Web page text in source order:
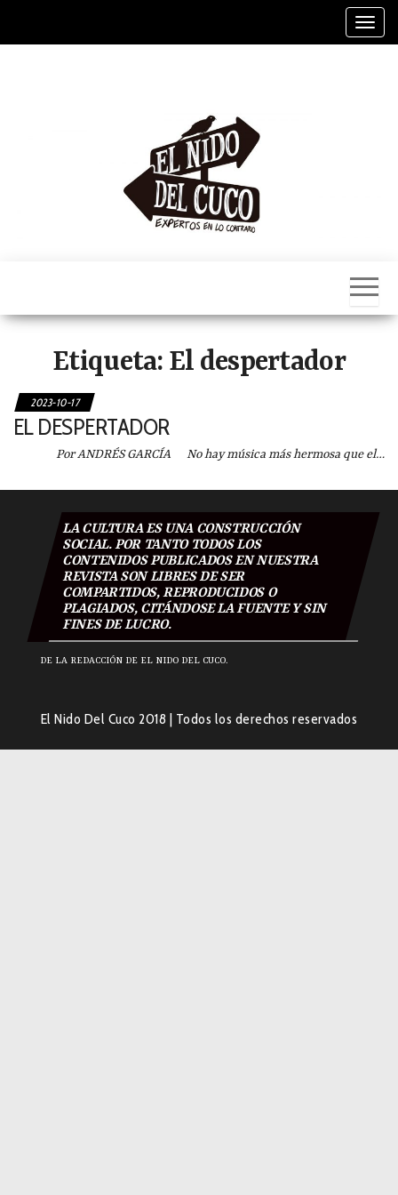
Nido
Del
Cuco
Etiqueta: El despertador
2023-10-17
EL DESPERTADOR
Por ANDRÉS GARCÍA No hay música más hermosa que el…
LA CULTURA ES UNA CONSTRUCCIÓN
SOCIAL. POR TANTO TODOS LOS
CONTENIDOS PUBLICADOS EN NUESTRA
REVISTA SON LIBRES DE SER
COMPARTIDOS, REPRODUCIDOS O
PLAGIADOS, CITÁNDOSE LA FUENTE Y SIN
FINES DE LUCRO.
DE LA REDACCIÓN DE EL NIDO DEL CUCO.
El Nido Del Cuco 2018 Todos los derechos reservados